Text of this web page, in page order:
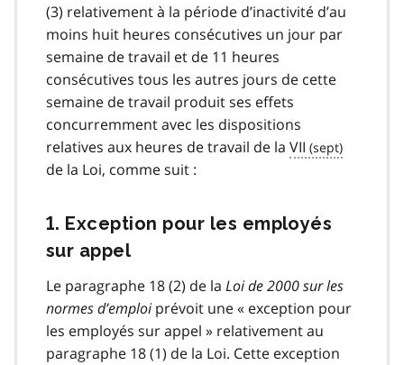
(3) relativement à la période d’inactivité d’au
moins huit heures consécutives un jour par
semaine de travail et de 11 heures
consécutives tous les autres jours de cette
semaine de travail produit ses effets
concurremment avec les dispositions
relatives aux heures de travail de la VII
de la Loi, comme suit :
1. Exception pour les employés
sur appel
Le paragraphe 18 (2) de la Loi de 2000 sur les
normes d’emploiprévoit une « exception pour
les employés sur appel » relativement au
paragraphe 18 (1) de la Loi. Cette exception